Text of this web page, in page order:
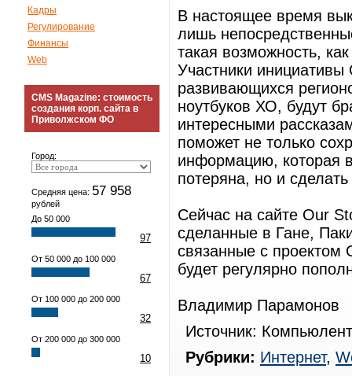
Кадры
Регулирование
Финансы
Web
CMS Magazine: стоимость
создания корп. сайта в
Приволжском ФО
Город:
Средняя цена: 57 958
рублей
До 50 000
97
От 50 000 до 100 000
67
От 100 000 до 200 000
32
От 200 000 до 300 000
10
В настоящее время
лишь
такая возможность,
Участники инициативы
развивающихся
ноутбуков ХО, будут
интересными
поможет не только
информацию, которая
потеряна, но и
Сейчас на сайте Our
сделанные в Гане,
связанные с проектом
будет регулярно
Владимир Парамонов
Источник:
Рубрики: Интернет,